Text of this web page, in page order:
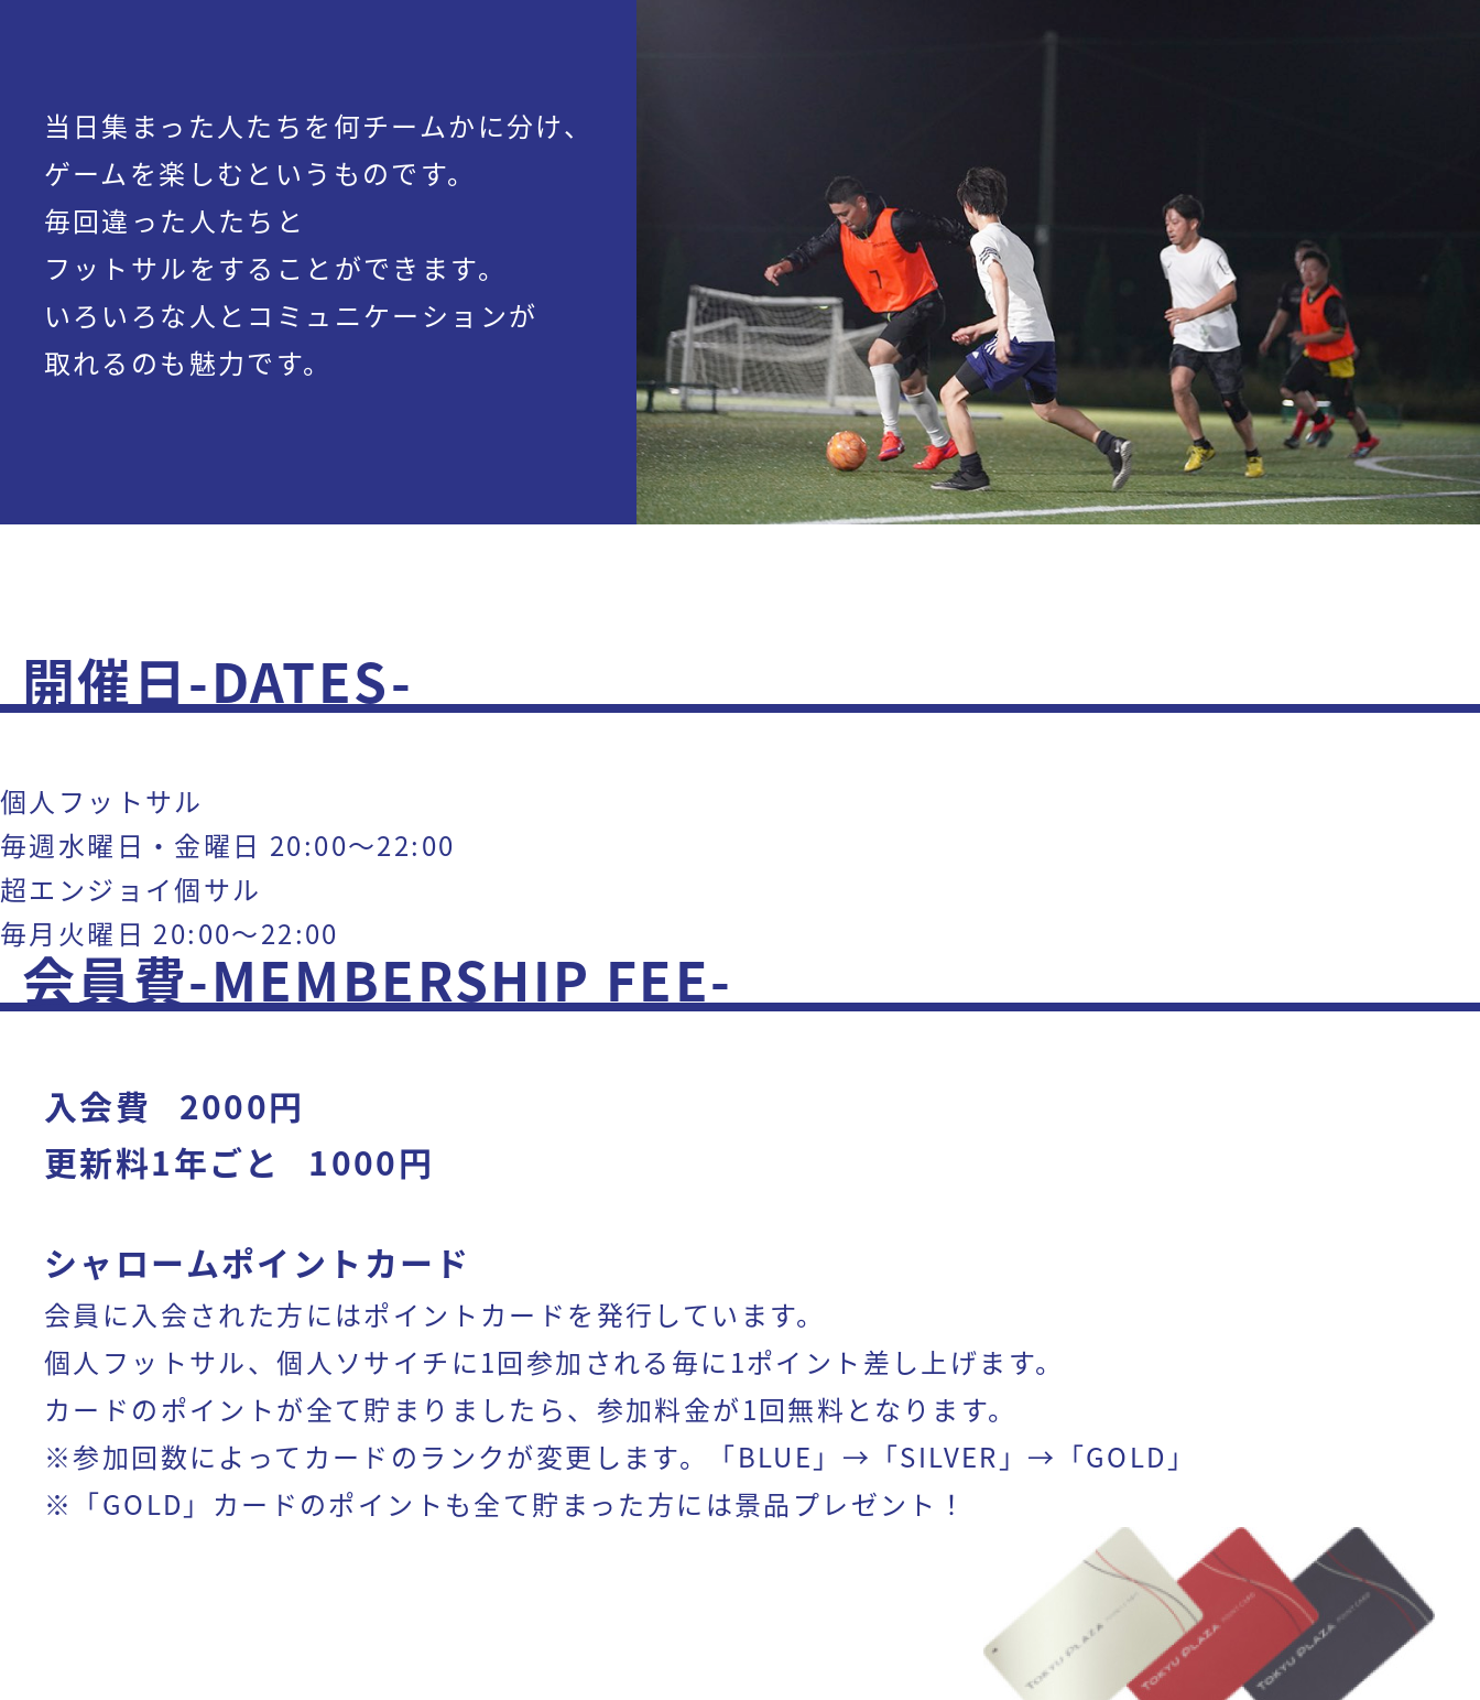
当日集まった人たちを何チームかに分け、
ゲームを楽しむというものです。
毎回違った人たちと
フットサルをすることができます。
いろいろな人とコミュニケーションが
取れるのも魅力です。
開催日-DATES-
個人フットサル
毎週水曜日・金曜日 20:00～22:00
超エンジョイ個サル
毎月火曜日 20:00～22:00
会員費-MEMBERSHIP FEE-
入会費
2000円
更新料1年ごと
1000円
シャロームポイントカード
会員に入会された方にはポイントカードを発行しています。
個人フットサル、個人ソサイチに1回参加される毎に1ポイント差し上げます。
カードのポイントが全て貯まりましたら、参加料金が1回無料となります。
※参加回数によってカードのランクが変更します。「BLUE」→「SILVER」→「GOLD」
※「GOLD」カードのポイントも全て貯まった方には景品プレゼント！